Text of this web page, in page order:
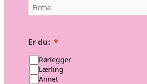
Er du:
Rørlegger
Lærling
Annet